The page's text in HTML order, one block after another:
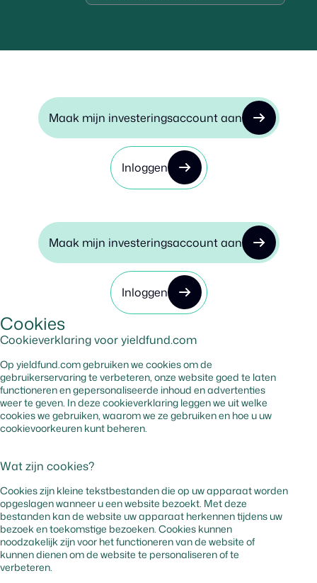
Maak mijn investeringsaccount aan
Inloggen
Maak mijn investeringsaccount aan
Inloggen
Cookies
Cookieverklaring voor yieldfund.com
Op yieldfund.com gebruiken we cookies om de
gebruikerservaring te verbeteren, onze website goed te laten
functioneren en gepersonaliseerde inhoud en advertenties
weer te geven. In deze cookieverklaring leggen we uit welke
cookies we gebruiken, waarom we ze gebruiken en hoe u uw
cookievoorkeuren kunt beheren.
Wat zijn cookies?
Cookies zijn kleine tekstbestanden die op uw apparaat worden
opgeslagen wanneer u een website bezoekt. Met deze
bestanden kan de website uw apparaat herkennen tijdens uw
bezoek en toekomstige bezoeken. Cookies kunnen
noodzakelijk zijn voor het functioneren van de website of
kunnen dienen om de website te personaliseren of te
verbeteren.